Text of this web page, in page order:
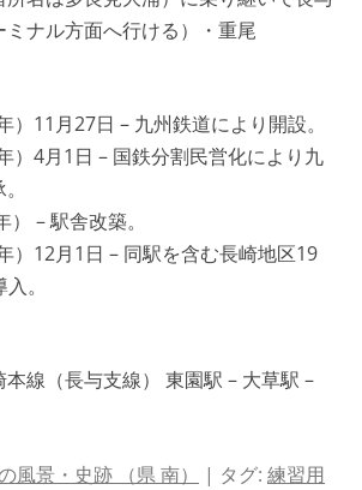
ナル方面へ行ける）・重尾
）11月27日 – 九州鉄道により開設。
）4月1日 – 国鉄分割民営化により九
– 駅舎改築。
）12月1日 – 同駅を含む長崎地区19
。
線（長与支線） 東園駅 – 大草駅 –
風景・史跡 （県 南） | タグ: 練習用